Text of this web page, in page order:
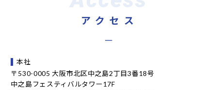
アクセス
－
本社
〒530-0005 大阪市北区中之島2丁目3番18号
中之島フェスティバルタワー17F